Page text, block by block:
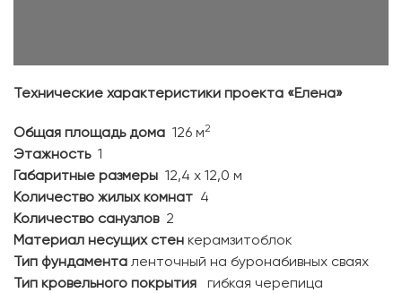
Технические характеристики проекта «Елена»
Общая площадь дома 126 м2
Этажность1
Габаритные размеры 12,4 х 12,0 м
Количество жилых комнат 4
Количество санузлов2
Материал несущих стен керамзитоблок
Тип фундамента ленточный на буронабивных сваях
Тип кровельного покрытия гибкая черепица